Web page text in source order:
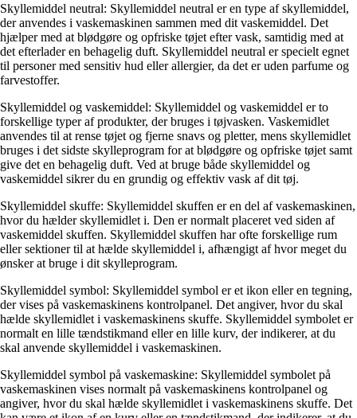
Skyllemiddel neutral: Skyllemiddel neutral er en type af skyllemiddel,
der anvendes i vaskemaskinen sammen med dit vaskemiddel. Det
hjælper med at blødgøre og opfriske tøjet efter vask, samtidig med at
det efterlader en behagelig duft. Skyllemiddel neutral er specielt egnet
til personer med sensitiv hud eller allergier, da det er uden parfume og
farvestoffer.
Skyllemiddel og vaskemiddel: Skyllemiddel og vaskemiddel er to
forskellige typer af produkter, der bruges i tøjvasken. Vaskemidlet
anvendes til at rense tøjet og fjerne snavs og pletter, mens skyllemidlet
bruges i det sidste skylleprogram for at blødgøre og opfriske tøjet samt
give det en behagelig duft. Ved at bruge både skyllemiddel og
vaskemiddel sikrer du en grundig og effektiv vask af dit tøj.
Skyllemiddel skuffe: Skyllemiddel skuffen er en del af vaskemaskinen,
hvor du hælder skyllemidlet i. Den er normalt placeret ved siden af
vaskemiddel skuffen. Skyllemiddel skuffen har ofte forskellige rum
eller sektioner til at hælde skyllemiddel i, afhængigt af hvor meget du
ønsker at bruge i dit skylleprogram.
Skyllemiddel symbol: Skyllemiddel symbol er et ikon eller en tegning,
der vises på vaskemaskinens kontrolpanel. Det angiver, hvor du skal
hælde skyllemidlet i vaskemaskinens skuffe. Skyllemiddel symbolet er
normalt en lille tændstikmand eller en lille kurv, der indikerer, at du
skal anvende skyllemiddel i vaskemaskinen.
Skyllemiddel symbol på vaskemaskine: Skyllemiddel symbolet på
vaskemaskinen vises normalt på vaskemaskinens kontrolpanel og
angiver, hvor du skal hælde skyllemidlet i vaskemaskinens skuffe. Det